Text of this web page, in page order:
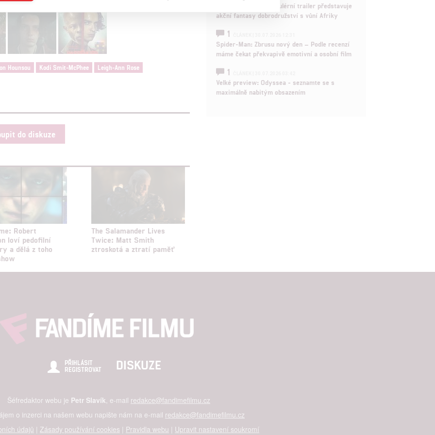
Hounsou Kodi Smit-McPhee
Leigh-Ann Rose
do diskuze
Robert
loví pedofilní
a dělá z toho
The Salamander Lives
Twice: Matt Smith
ztroskotá a ztratí paměť
Děti krve a kostí: Regulérní trailer představuje
akční fantasy dobrodružství s vůní Afriky
1
Spider-Man: Zbrusu nový den – Podle recenzí
máme čekat překvapivě emotivní a osobní film
1
Velké preview: Odyssea - seznamte se s
maximálně nabitým obsazením
PŘIHLÁSIT
REGISTROVAT
DISKUZE
Šéfredaktor webu je Petr Slavík , e-mail redakce@fandimefilmu.cz
o inzerci na našem webu napište nám na e-mail redakce@fandimefilmu.cz
údajů | Zásady používání cookies | Pravidla webu | Upravit nastavení soukromí
založená na omezených údajích a měření reklamy
obsah, měření obsahu, průzkum publika a vývoj

s účely a funkcemi zde uvedenými dáváte nám i našim partnerům
bezpečnosti, předcházení a zjišťování podvodů a odstraňování chyb,